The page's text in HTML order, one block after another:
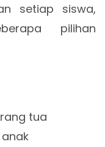
setiap siswa,
pilihan
tua